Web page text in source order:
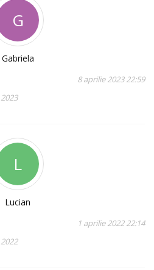
G
Gabriela
8 aprilie 2023 22:59
L
Lucian
1 aprilie 2022 22:14